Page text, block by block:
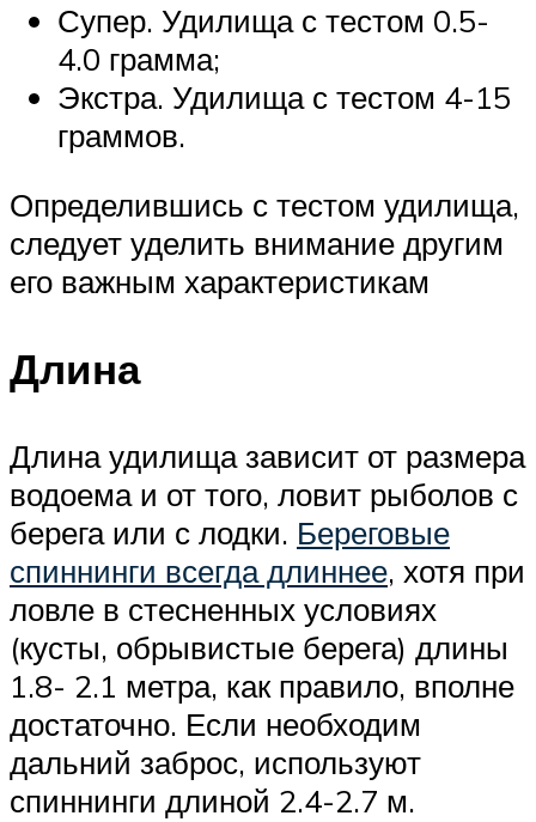
Супер. Удилища с тестом 0.5-
4.0 грамма;
Экстра. Удилища с тестом 4-15
граммов.
Определившись с тестом удилища,
следует уделить внимание другим
его важным характеристикам
Длина
Длина удилища зависит от размера
водоема и от того, ловит рыболов с
берега или с лодки. Береговые
спиннинги всегда длиннее, хотя при
ловле в стесненных условиях
(кусты, обрывистые берега) длины
1.8- 2.1 метра, как правило, вполне
достаточно. Если необходим
дальний заброс, используют
спиннинги длиной 2.4-2.7 м.